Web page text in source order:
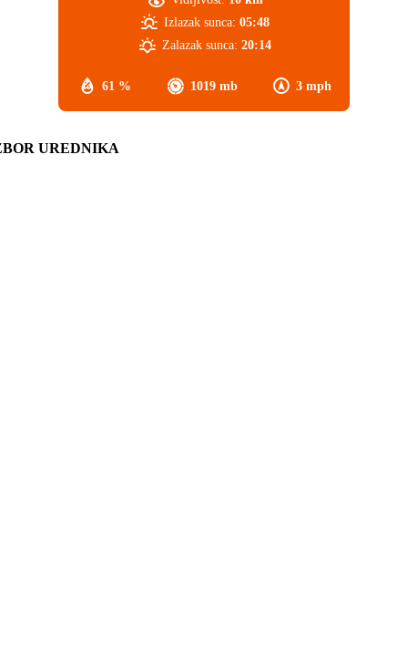
61 % 1019 mb 3 mph
Izlazak sunca: 05:48
Zalazak sunca: 20:14
UREDNIKA